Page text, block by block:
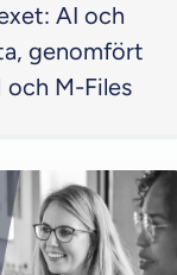
AI och
genomfört
och M-Files